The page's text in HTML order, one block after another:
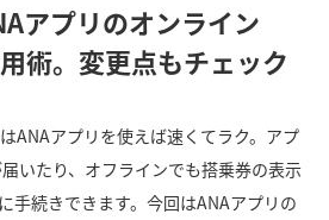
アプリのオンライン
術。変更点もチェック
ANAアプリを使えば速くてラク。アプ
いたり、オフラインでも搭乗券の表示
手続きできます。今回はANAアプリの